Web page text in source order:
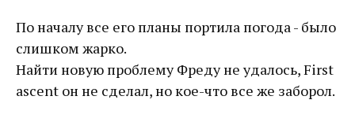
По началу все его планы портила погода - было
слишком жарко.
Найти новую проблему Фреду не удалось, First
ascent он не сделал, но кое-что все же заборол.